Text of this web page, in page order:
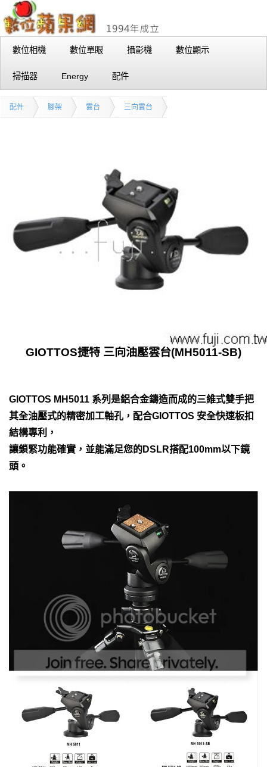
數位相機 數位單眼 攝影機 數位顯示
掃描器 Energy 配件
配件 腳架 雲台 三向雲台
GIOTTOS捷特 三向油壓雲台(MH5011-SB)
GIOTTOS MH5011 系列是鋁合金鑄造而成的三維式雙手把
其全油壓式的精密加工軸孔，配合GIOTTOS 安全快速板扣
結構專利，
讓鎖緊功能確實，並能滿足您的DSLR搭配100mm以下鏡
頭。